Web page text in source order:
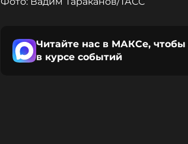
Читайте нас в МАКСе, чтобы
в курсе событий